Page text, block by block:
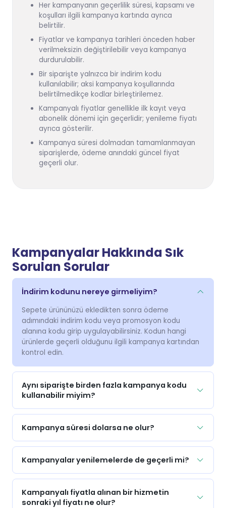
Her kampanyanın geçerlilik süresi, kapsamı ve
koşulları ilgili kampanya kartında ayrıca
belirtilir.
Fiyatlar ve kampanya tarihleri önceden haber
verilmeksizin değiştirilebilir veya kampanya
durdurulabilir.
Bir siparişte yalnızca bir indirim kodu
kullanılabilir; aksi kampanya koşullarında
belirtilmedikçe kodlar birleştirilemez.
Kampanyalı fiyatlar genellikle ilk kayıt veya
abonelik dönemi için geçerlidir; yenileme fiyatı
ayrıca gösterilir.
Kampanya süresi dolmadan tamamlanmayan
siparişlerde, ödeme anındaki güncel fiyat
geçerli olur.
Kampanyalar Hakkında Sık
Sorulan Sorular
İndirim kodunu nereye girmeliyim?
Sepete ürününüzü ekledikten sonra ödeme
adımındaki indirim kodu veya promosyon kodu
alanına kodu girip uygulayabilirsiniz. Kodun hangi
ürünlerde geçerli olduğunu ilgili kampanya kartından
kontrol edin.
Aynı siparişte birden fazla kampanya kodu
kullanabilir miyim?
Kampanya süresi dolarsa ne olur?
Kampanyalar yenilemelerde de geçerli mi?
Kampanyalı fiyatla alınan bir hizmetin
sonraki yıl fiyatı ne olur?